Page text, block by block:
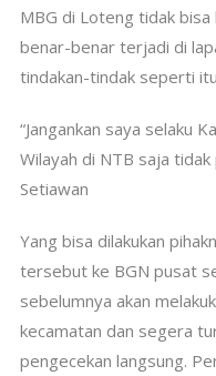
MBG di Loteng tidak
benar-benar terjadi di
tindakan-tindak seperti
“Jangankan saya selaku
Wilayah di NTB saja
Setiawan
Yang bisa dilakukan
tersebut ke BGN pusat
sebelumnya akan
kecamatan dan segera
pengecekan langsung.